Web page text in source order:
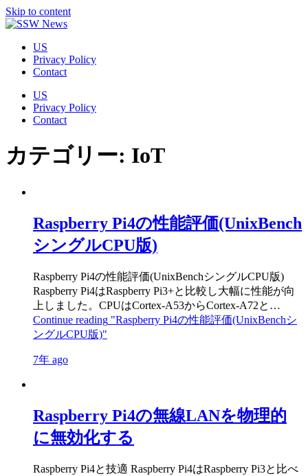
Skip to content
US
Privacy Policy
Contact
US
Privacy Policy
Contact
カテゴリー: IoT
Raspberry Pi4の性能評価(UnixBench
シングルCPU版)
Raspberry Pi4の性能評価(UnixBenchシングルCPU版)
Raspberry Pi4はRaspberry Pi3+と比較し大幅に性能が向
上しました。CPUはCortex-A53からCortex-A72と…
Continue reading "Raspberry Pi4の性能評価(UnixBenchシ
ングルCPU版)"
7年 ago
Raspberry Pi4の無線LANを物理的
に無効化する
Raspberry Pi4と技適 Raspberry Pi4はRaspberry Pi3と比べ